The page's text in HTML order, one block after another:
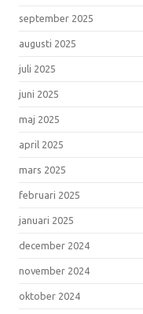
september 2025
augusti 2025
juli 2025
juni 2025
maj 2025
april 2025
mars 2025
februari 2025
januari 2025
december 2024
november 2024
oktober 2024